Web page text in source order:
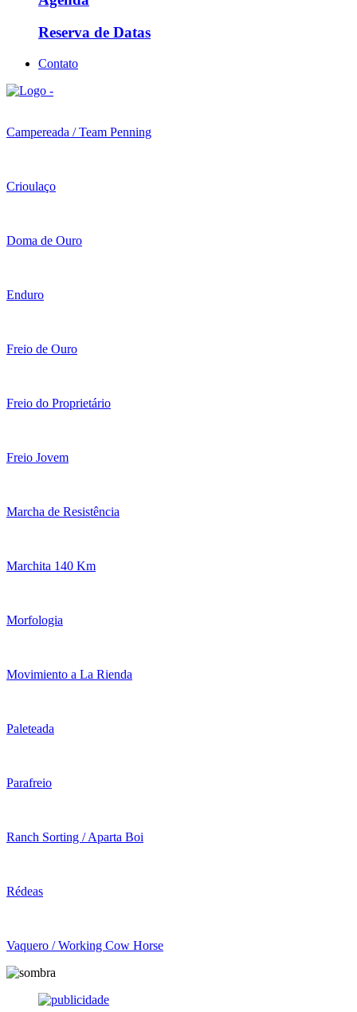
Reserva de Datas
Contato
Campereada / Team Penning
Crioulaço
Doma de Ouro
Enduro
Freio de Ouro
Freio do Proprietário
Freio Jovem
Marcha de Resistência
Marchita 140 Km
Morfologia
Movimiento a La Rienda
Paleteada
Parafreio
Ranch Sorting / Aparta Boi
Rédeas
Vaquero / Working Cow Horse